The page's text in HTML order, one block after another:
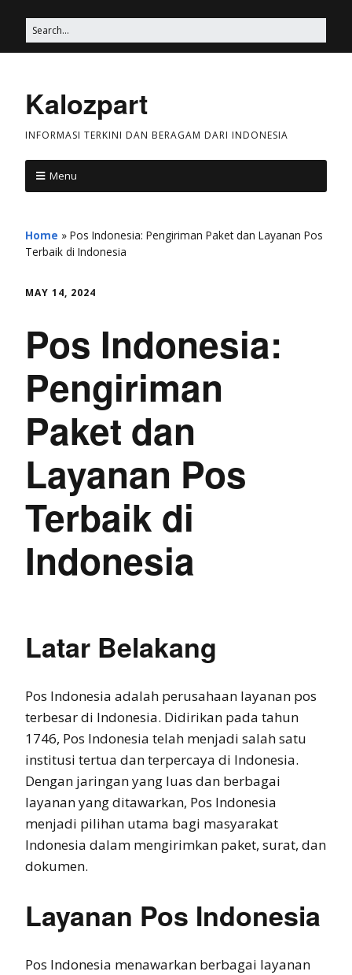
Kalozpart
INFORMASI TERKINI DAN BERAGAM DARI INDONESIA
Menu
Home » Pos Indonesia: Pengiriman Paket dan Layanan Pos
Terbaik di Indonesia
MAY 14, 2024
Pos Indonesia:
Pengiriman
Paket dan
Layanan Pos
Terbaik di
Indonesia
Latar Belakang
Pos Indonesia adalah perusahaan layanan pos
terbesar di Indonesia. Didirikan pada tahun
1746, Pos Indonesia telah menjadi salah satu
institusi tertua dan terpercaya di Indonesia.
Dengan jaringan yang luas dan berbagai
layanan yang ditawarkan, Pos Indonesia
menjadi pilihan utama bagi masyarakat
Indonesia dalam mengirimkan paket, surat, dan
dokumen.
Layanan Pos Indonesia
Pos Indonesia menawarkan berbagai layanan